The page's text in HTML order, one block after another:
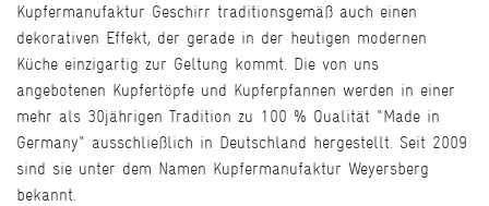
Kupfermanufaktur Geschirr traditionsgemäß auch einen
dekorativen Effekt, der gerade in der heutigen modernen
Küche einzigartig zur Geltung kommt. Die von uns
angebotenen Kupfertöpfe und Kupferpfannen werden in einer
mehr als 30jährigen Tradition zu 100 % Qualität "Made in
Germany" ausschließlich in Deutschland hergestellt. Seit 2009
sind sie unter dem Namen Kupfermanufaktur Weyersberg
bekannt.